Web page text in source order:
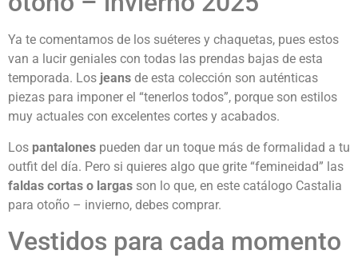
Ya te comentamos de los suéteres y chaquetas, pues estos
van a lucir geniales con todas las prendas bajas de esta
temporada. Los jeans de esta colección son auténticas
piezas para imponer el “tenerlos todos”, porque son estilos
muy actuales con excelentes cortes y acabados.
Los pantalones pueden dar un toque más de formalidad a tu
outfit del día. Pero si quieres algo que grite “femineidad” las
faldas cortas o largas son lo que, en este catálogo Castalia
para otoño – invierno, debes comprar.
Vestidos para cada momento